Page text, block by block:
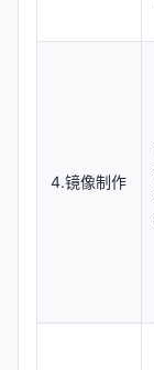
4.镜像制作